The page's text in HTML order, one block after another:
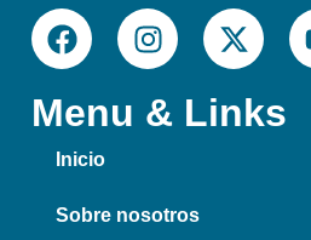
Menu & Links
Inicio
Sobre nosotros